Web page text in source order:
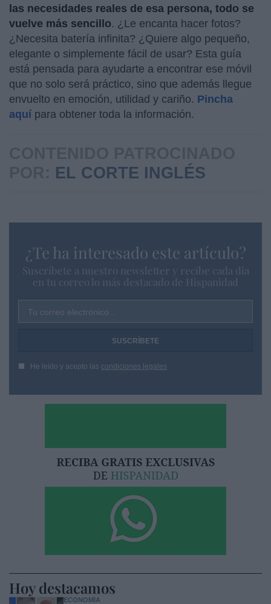
las necesidades reales de esa persona, todo se
vuelve más sencillo. ¿Le encanta hacer fotos?
¿Necesita batería infinita? ¿Quiere algo pequeño,
elegante o simplemente fácil de usar? Esta guía
está pensada para ayudarte a encontrar ese móvil
que no solo será práctico, sino que además llegue
envuelto en emoción, utilidad y cariño. Pincha
aquí para obtener toda la información.
EL CORTE INGLÉS
¿Te ha interesado este artículo?
Suscríbete a nuestro newsletter y recibe cada dia
en tu correo lo más destacado de Hispanidad
Tu correo electrónico...
He leído y acepto las condiciones legales
Hoy destacamos
ECONOMÍA